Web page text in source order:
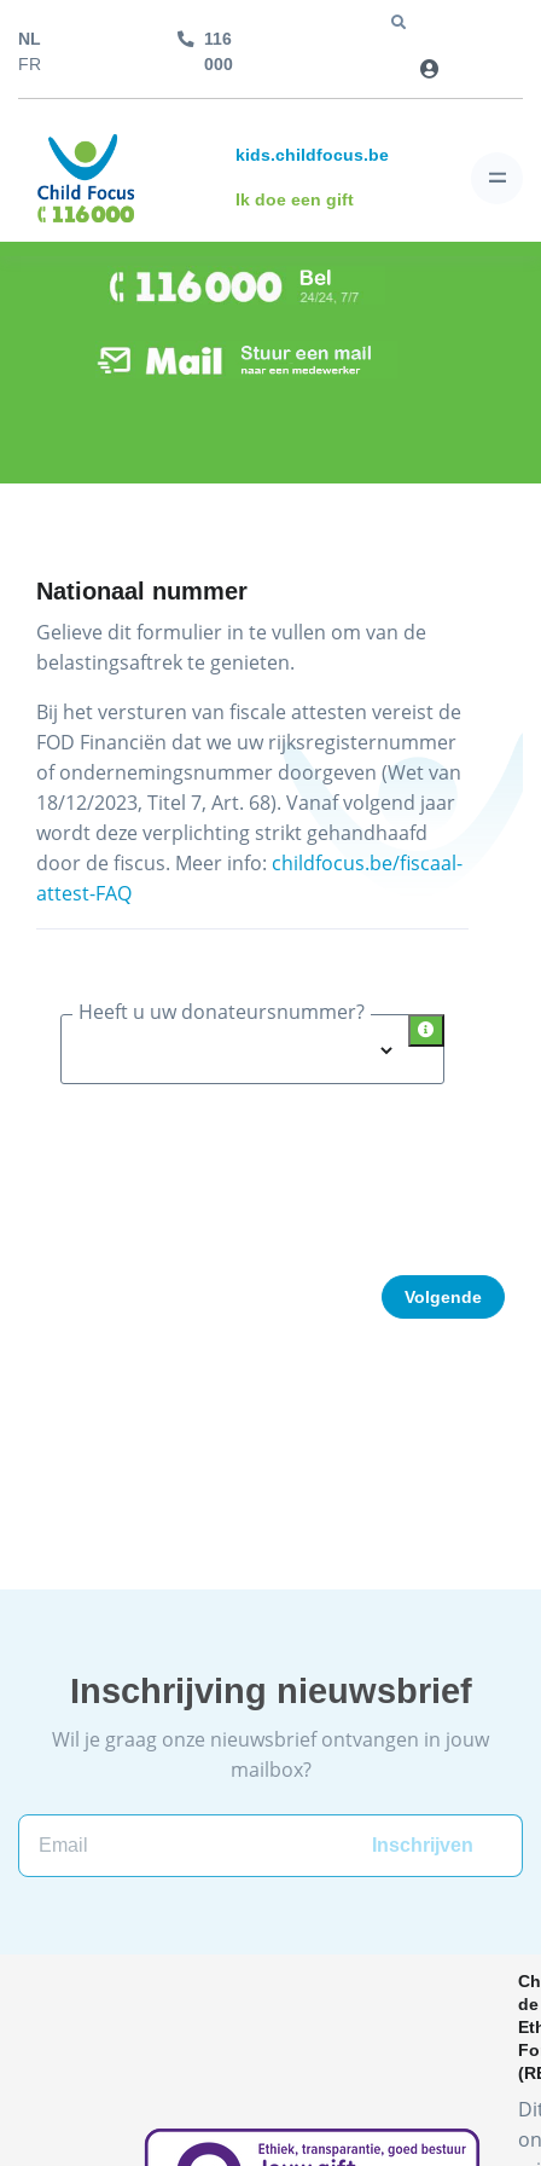
NL
FR
116
000
kids.childfocus.be
Ik doe een gift
Nationaal nummer
Gelieve dit formulier in te vullen om van de
belastingsaftrek te genieten.
Bij het versturen van fiscale attesten vereist de
FOD Financiën dat we uw rijksregisternummer
of ondernemingsnummer doorgeven (Wet van
18/12/2023, Titel 7, Art. 68). Vanaf volgend jaar
wordt deze verplichting strikt gehandhaafd
door de fiscus. Meer info: childfocus.be/fiscaal-
attest-FAQ
Heeft u uw donateursnummer?
Volgende
Inschrijving nieuwsbrief
Wil je graag onze nieuwsbrief ontvangen in jouw
mailbox?
Email